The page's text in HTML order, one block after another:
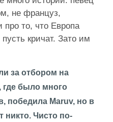
не француз,
то, что Европа
кричат. Зато им
за отбором на
где было много
победила Maruv, но в
никто. Чисто по-